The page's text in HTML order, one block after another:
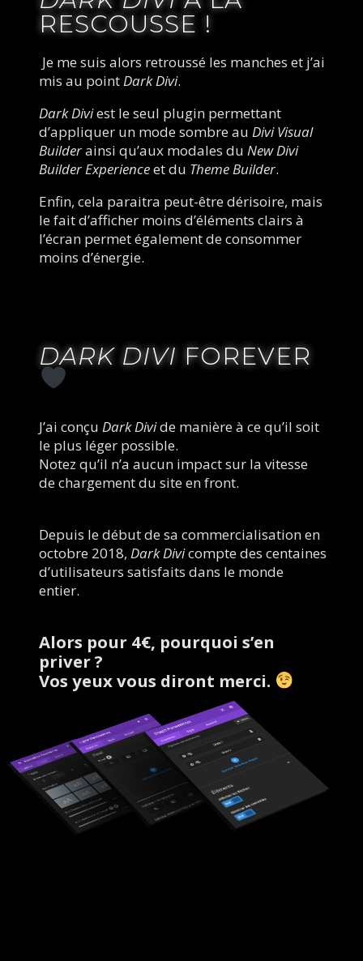
RESCOUSSE !
Je me suis alors retroussé les manches et j’ai
mis au pointDark Divi.
Dark Diviest le seul plugin permettant
d’appliquer un mode sombre auDivi Visual
Builderainsi qu’aux modales duNew Divi
Builder Experienceet du Theme Builder.
Enfin, cela paraitra peut-être dérisoire, mais
le fait d’afficher moins d’éléments clairs à
l’écran permet également de consommer
moins d’énergie.
DARK DIVI FOREVER
J’ai conçu Dark Divi de manière à ce qu’il soit
le plus léger possible.
Notez qu’il n’a aucun impact sur la vitesse
de chargement du site en front.
Depuis le début de sa commercialisation en
octobre 2018, Dark Divi compte des centaines
d’utilisateurs satisfaits dans le monde
entier.
Alors pour 4€, pourquoi s’en
priver ?
Vos yeux vous diront merci.